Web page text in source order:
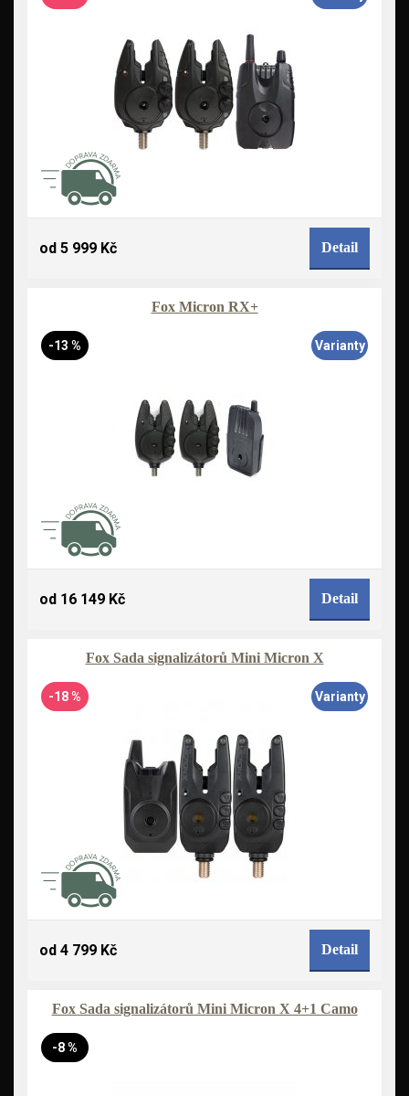
od 5 999 Kč Detail
Fox Micron RX+
-13 % Varianty
od 16 149 Kč Detail
Fox Sada signalizátorů Mini Micron X
-18 % Varianty
od 4 799 Kč Detail
Fox Sada signalizátorů Mini Micron X 4+1 Camo
-8 %